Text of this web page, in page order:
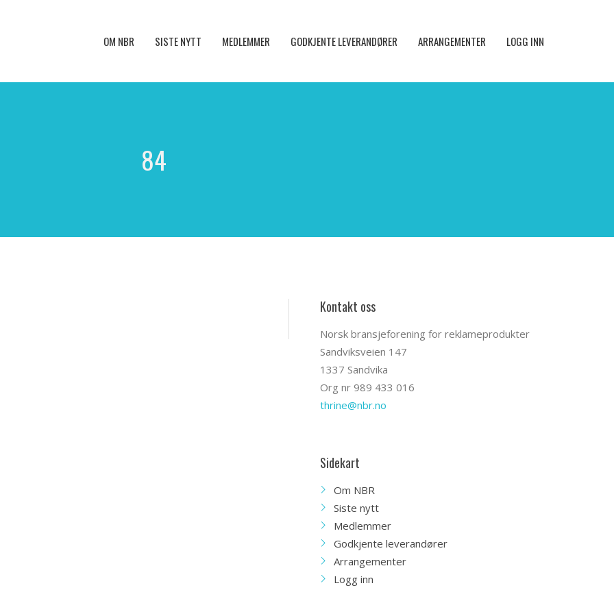
OM NBR SISTE NYTT MEDLEMMER GODKJENTE LEVERANDØRER ARRANGEMENTER LOGG INN
84
Kontakt oss
Norsk bransjeforening for reklameprodukter
Sandviksveien 147
1337 Sandvika
Org nr 989 433 016
thrine@nbr.no
Sidekart
Om NBR
Siste nytt
Medlemmer
Godkjente leverandører
Arrangementer
Logg inn